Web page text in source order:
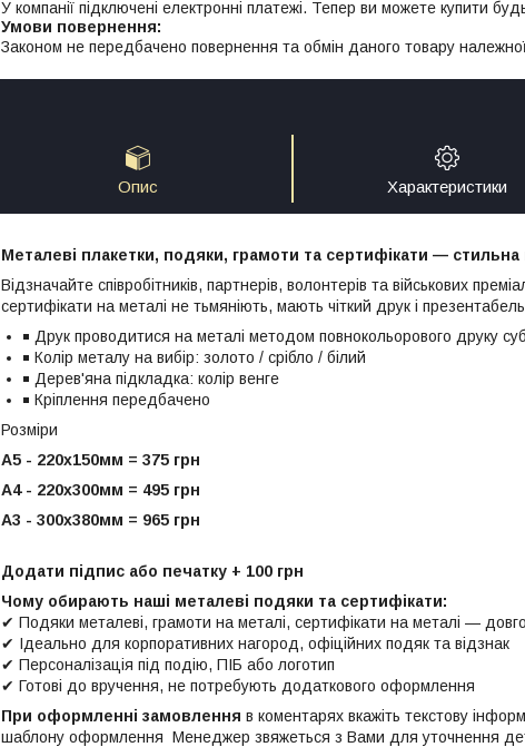
У компанії підключені електронні платежі. Тепер ви можете купити
Законом не передбачено повернення та обмін даного товару належної
Опис Характеристики
Металеві плакетки, подяки, грамоти та сертифікати — стильна
Відзначайте співробітників, партнерів, волонтерів та військових
сертифікати на металі не тьмяніють, мають чіткий друк і
Друк проводитися на металі методом повнокольорового друку
Колір металу на вибір: золото / срібло / білий
Дерев'яна підкладка: колір венге
Кріплення передбачено
Розміри
А5 - 220х150мм = 375 грн
А4 - 220х300мм = 495 грн
А3 - 300х380мм = 965 грн
Додати підпис або печатку + 100 грн
Чому обирають наші металеві подяки та сертифікати:
✔ Подяки металеві, грамоти на металі, сертифікати на металі —
✔ Ідеально для корпоративних нагород, офіційних подяк та відзнак
✔ Персоналізація під подію, ПІБ або логотип
✔ Готові до вручення, не потребують додаткового оформлення
При оформленні замовлення в коментарях вкажіть текстову
шаблону оформлення Менеджер звяжеться з Вами для уточнення